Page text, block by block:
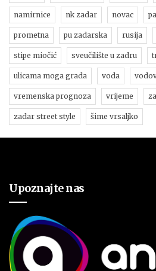
namirnice nk zadar novac
prometna pu zadarska rusija
stipe miočić sveučilište u zadru
ulicama moga grada voda
vremenska prognoza vrijeme
zadar street style šime vrsaljko
Upoznajte nas